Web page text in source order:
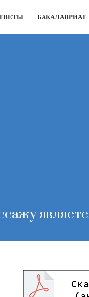
БАКАЛАВРИАТ